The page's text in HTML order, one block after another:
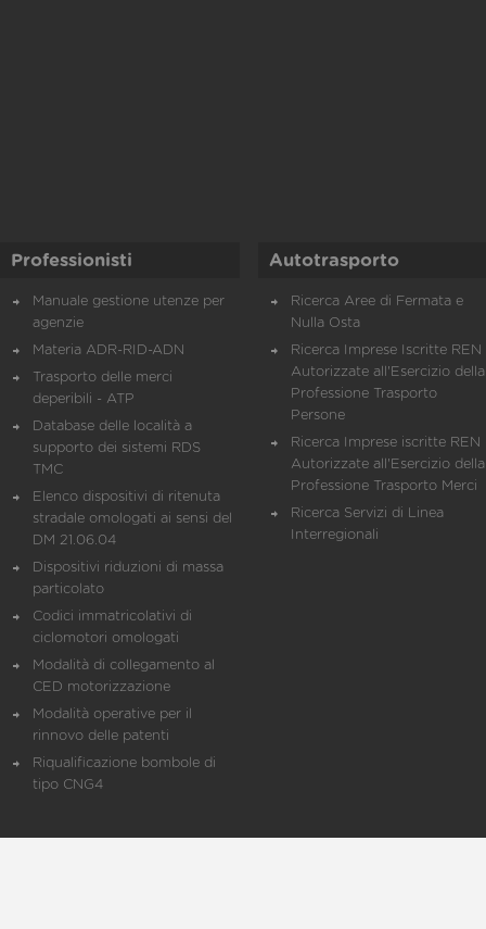
Professionisti
Manuale gestione utenze per
agenzie
Materia ADR-RID-ADN
Trasporto delle merci
deperibili - ATP
Database delle località a
supporto dei sistemi RDS
TMC
Elenco dispositivi di ritenuta
stradale omologati ai sensi del
DM 21.06.04
Dispositivi riduzioni di massa
particolato
Codici immatricolativi di
ciclomotori omologati
Modalità di collegamento al
CED motorizzazione
Modalità operative per il
rinnovo delle patenti
Riqualificazione bombole di
tipo CNG4
Autotrasporto
Ricerca Aree di Fermata e
Nulla Osta
Ricerca Imprese Iscritte REN
Autorizzate all'Esercizio della
Professione Trasporto
Persone
Ricerca Imprese iscritte REN
Autorizzate all'Esercizio della
Professione Trasporto Merci
Ricerca Servizi di Linea
Interregionali